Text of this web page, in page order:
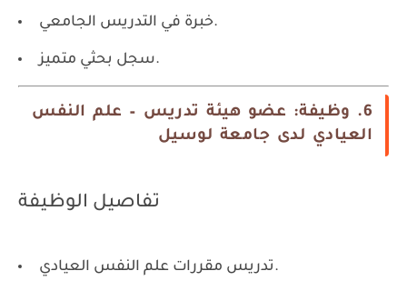
خبرة في التدريس الجامعي.
سجل بحثي متميز.
6. وظيفة: عضو هيئة تدريس – علم النفس
العيادي لدى جامعة لوسيل
تفاصيل الوظيفة
تدريس مقررات علم النفس العيادي.